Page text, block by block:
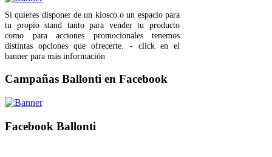
Si quieres disponer de un kiosco o un espacio para
tu propio stand tanto para vender tu producto
como para acciones promocionales tenemos
distintas opciones que ofrecerte. - click en el
banner para más información
Campañas Ballonti en Facebook
Facebook Ballonti